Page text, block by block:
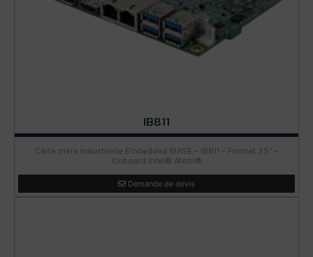
IB811
Carte mère industrielle Embedded IBASE - IB811 - Format 3.5'' -
Onboard Intel® Atom®
Demande de devis